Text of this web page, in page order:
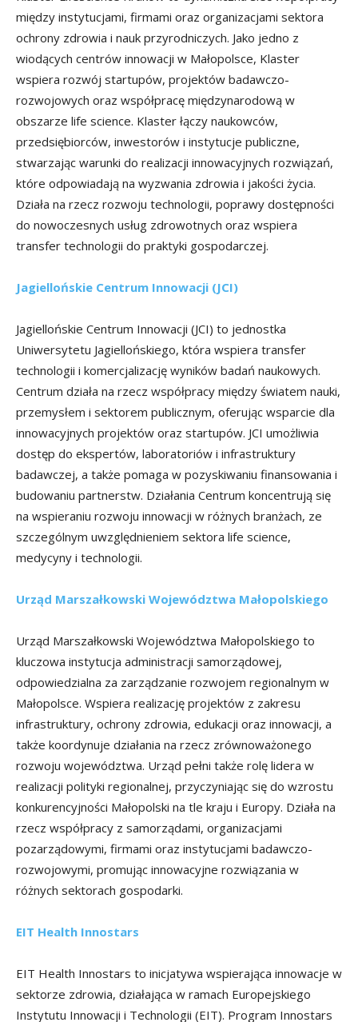
między instytucjami, firmami oraz organizacjami sektora
ochrony zdrowia i nauk przyrodniczych. Jako jedno z
wiodących centrów innowacji w Małopolsce, Klaster
wspiera rozwój startupów, projektów badawczo-
rozwojowych oraz współpracę międzynarodową w
obszarze life science. Klaster łączy naukowców,
przedsiębiorców, inwestorów i instytucje publiczne,
stwarzając warunki do realizacji innowacyjnych rozwiązań,
które odpowiadają na wyzwania zdrowia i jakości życia.
Działa na rzecz rozwoju technologii, poprawy dostępności
do nowoczesnych usług zdrowotnych oraz wspiera
transfer technologii do praktyki gospodarczej.
Jagiellońskie Centrum Innowacji (JCI)
Jagiellońskie Centrum Innowacji (JCI) to jednostka
Uniwersytetu Jagiellońskiego, która wspiera transfer
technologii i komercjalizację wyników badań naukowych.
Centrum działa na rzecz współpracy między światem nauki,
przemysłem i sektorem publicznym, oferując wsparcie dla
innowacyjnych projektów oraz startupów. JCI umożliwia
dostęp do ekspertów, laboratoriów i infrastruktury
badawczej, a także pomaga w pozyskiwaniu finansowania i
budowaniu partnerstw. Działania Centrum koncentrują się
na wspieraniu rozwoju innowacji w różnych branżach, ze
szczególnym uwzględnieniem sektora life science,
medycyny i technologii.
Urząd Marszałkowski Województwa Małopolskiego
Urząd Marszałkowski Województwa Małopolskiego to
kluczowa instytucja administracji samorządowej,
odpowiedzialna za zarządzanie rozwojem regionalnym w
Małopolsce. Wspiera realizację projektów z zakresu
infrastruktury, ochrony zdrowia, edukacji oraz innowacji, a
także koordynuje działania na rzecz zrównoważonego
rozwoju województwa. Urząd pełni także rolę lidera w
realizacji polityki regionalnej, przyczyniając się do wzrostu
konkurencyjności Małopolski na tle kraju i Europy. Działa na
rzecz współpracy z samorządami, organizacjami
pozarządowymi, firmami oraz instytucjami badawczo-
rozwojowymi, promując innowacyjne rozwiązania w
różnych sektorach gospodarki.
EIT Health Innostars
EIT Health Innostars to inicjatywa wspierająca innowacje w
sektorze zdrowia, działająca w ramach Europejskiego
Instytutu Innowacji i Technologii (EIT). Program Innostars